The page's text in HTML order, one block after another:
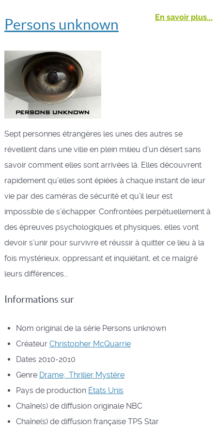
En savoir plus...
Persons unknown
Sept personnes étrangères les unes des autres se
réveillent dans une ville en plein milieu d’un désert sans
savoir comment elles sont arrivées là. Elles découvrent
rapidement qu’elles sont épiées à chaque instant de leur
vie par des caméras de sécurité et qu’il leur est
impossible de s’échapper. Confrontées perpétuellement à
des épreuves psychologiques et physiques, elles vont
devoir s’unir pour survivre et réussir à quitter ce lieu à la
fois mystérieux, oppressant et inquiétant, et ce malgré
leurs différences...
Informations sur
Nom original de la série Persons unknown
Créateur Christopher McQuarrie
Dates 2010-2010
Genre Drame; ThrillerMystère
Pays de production États Unis
Chaîne(s) de diffusion originale NBC
Chaîne(s) de diffusion française TPS Star